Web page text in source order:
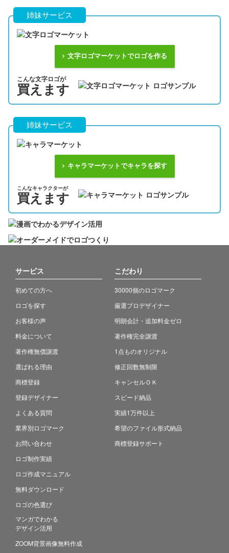
姉妹サービス
文字ロゴマーケットでロゴを作る
こんな文字ロゴが
買えます
姉妹サービス
キャラマーケットでキャラを探す
こんなキャラクターが
買えます
サービス
初めての方へ
ロゴを探す
お客様の声
料金について
著作権無償譲渡
選ばれる理由
商標登録
登録デザイナー
よくある質問
業界別ロゴマーク
お問い合わせ
ロゴ制作実績
ロゴ作成マニュアル
無料ダウンロード
ロゴの色選び
マンガでわかる
デザイン活用
ZOOM背景画像無料作成
こだわり
30000個のロゴマーク
厳選プロデザイナー
明朗会計・追加料金ゼロ
著作権完全譲渡
1点ものオリジナル
修正回数無制限
キャンセルＯＫ
スピード納品
実績1万件以上
希望のファイル形式納品
商標登録サポート